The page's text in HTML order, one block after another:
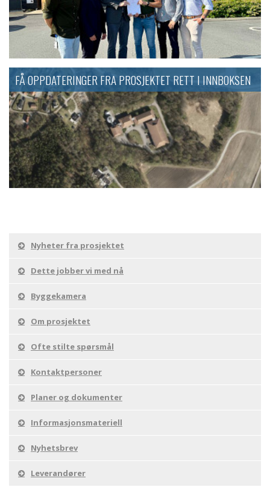
FÅ OPPDATERINGER FRA PROSJEKTET RETT I INNBOKSEN
Nyheter fra prosjektet
Dette jobber vi med nå
Byggekamera
Om prosjektet
Ofte stilte spørsmål
Kontaktpersoner
Planer og dokumenter
Informasjonsmateriell
Nyhetsbrev
Leverandører